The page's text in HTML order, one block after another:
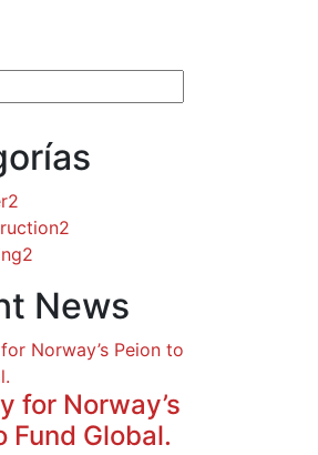
2
2
2
News
for Norway’s
Fund Global.